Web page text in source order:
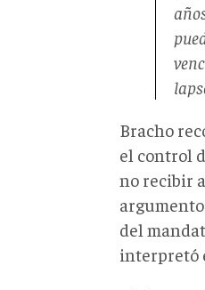
Bracho
el control
no recibir
del
interpretó